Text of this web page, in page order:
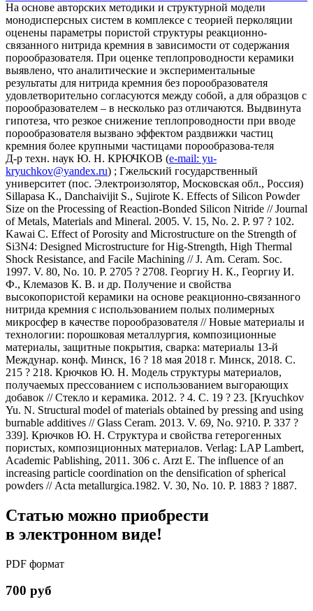
На основе авторских методики и структурной модели
монодисперсных систем в комплексе с теорией перколяции
оценены параметры пористой структуры реакционно-
связанного нитрида кремния в зависимости от содержания
порообразователя. При оценке теплопроводности керамики
выявлено, что аналитические и экспериментальные
результаты для нитрида кремния без порообразователя
удовлетворительно согласуются между собой, а для образцов с
порообразователем – в несколько раз отличаются. Выдвинута
гипотеза, что резкое снижение теплопроводности при вводе
порообразователя вызвано эффектом раздвижки частиц
кремния более крупными частицами порообразова-теля
Д-р техн. наук Ю. Н. КРЮЧКОВ (e-mail: yu-
kryuchkov@yandex.ru) ; Гжельский государственный
университет (пос. Электроизолятор, Московская обл., Россия)
Sillapasa K., Danchaivijit S., Sujirote K. Effects of Silicon Powder
Size on the Processing of Reaction-Bonded Silicon Nitride // Journal
of Metals, Materials and Mineral. 2005. V. 15, No. 2. P. 97 ? 102.
Kawai С. Effect of Porosity and Microstructure on the Strength of
Si3N4: Designed Microstructure for Hig-Strength, High Thermal
Shock Resistance, and Facile Machining // J. Am. Ceram. Soc.
1997. V. 80, No. 10. P. 2705 ? 2708. Георгиу Н. К., Георгиу И.
Ф., Клемазов К. В. и др. Получение и свойства
высокопористой керамики на основе реакционно-связанного
нитрида кремния с использованием полых полимерных
микросфер в качестве порообразователя // Новые материалы и
технологии: порошковая металлургия, композиционные
материалы, защитные покрытия, сварка: материалы 13-й
Междунар. конф. Минск, 16 ? 18 мая 2018 г. Минск, 2018. С.
215 ? 218. Крючков Ю. Н. Модель структуры материалов,
получаемых прессованием с использованием выгорающих
добавок // Стекло и керамика. 2012. ? 4. С. 19 ? 23. [Kryuchkov
Yu. N. Structural model of materials obtained by pressing and using
burnable additives // Glass Ceram. 2013. V. 69, No. 9?10. P. 337 ?
339]. Крючков Ю. Н. Структура и свойства гетерогенных
пористых, композиционных материалов. Verlag: LAP Lambert,
Academic Pablishing, 2011. 306 с. Arzt E. The influence of an
increasing particle coordination on the densification of spherical
powders // Acta metallurgica.1982. V. 30, No. 10. P. 1883 ? 1887.
Статью можно приобрести
в электронном виде!
PDF формат
700 руб